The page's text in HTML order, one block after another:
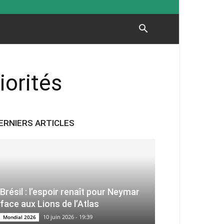
ARTICLES
Brésil : l’espoir renaît pour Neymar
face aux Lions de l’Atlas
Mondial 2026 10 juin 2026 - 19:39